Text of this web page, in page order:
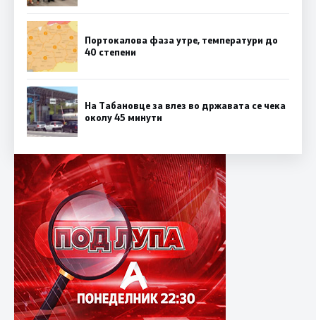
Портокалова фаза утре, температури до
40 степени
На Табановце за влез во државата се чека
околу 45 минути